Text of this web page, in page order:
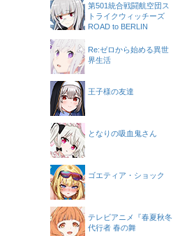
第501統合戦闘航空団ス
トライクウィッチーズ
ROAD to BERLIN
Re:ゼロから始める異世
界生活
王子様の友達
となりの吸血鬼さん
ゴエティア・ショック
テレビアニメ『春夏秋冬
代行者 春の舞